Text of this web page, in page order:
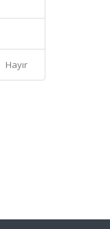
Hayır